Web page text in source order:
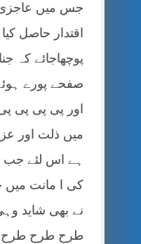
جس میں عاجزی
اقتدار حاصل
پوچھاجائے کہ
صفحے پورے
اور پی پی پی
میں ذلت اور
ہے اس لئے جب
کی ا مانت میں
نے بھی شاید
طرح طرح طرح